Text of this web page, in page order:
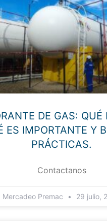
DE GAS: QUÉ
ES IMPORTANTE Y
PRÁCTICAS.
Contactanos
Mercadeo Premac 29 julio,